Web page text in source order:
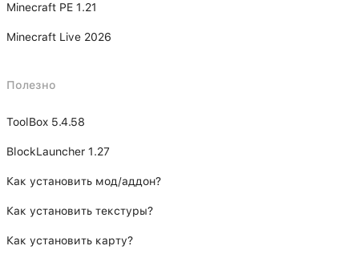
Minecraft PE 1.21
Minecraft Live 2026
Полезно
ToolBox 5.4.58
BlockLauncher 1.27
Как установить мод/аддон?
Как установить текстуры?
Как установить карту?